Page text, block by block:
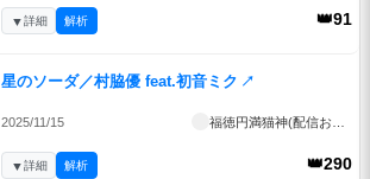
👑91
▼詳細 解析
星のソーダ／村脇優 feat.初音ミク ↗
2025/11/15
👑290
▼詳細 解析